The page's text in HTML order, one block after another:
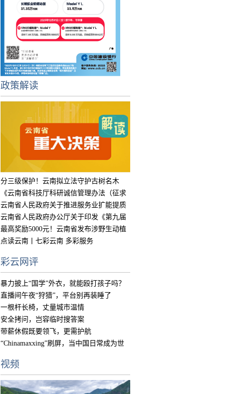
政策解读
分三级保护！云南拟立法守护古树名木
《云南省科技厅科研诚信管理办法（征求
意见
云南省人民政府关于推进服务业扩能提质
的实
云南省人民政府办公厅关于印发《第九届
中国
最高奖励5000元！云南省发布涉野生动植
物违
点读云南丨七彩云南 多彩服务
彩云网评
暴力披上“国学”外衣，就能殴打孩子吗？
直播间午夜“狩猎”，平台别再装睡了
一根杆长椅，丈量城市温情
安全拷问，岂容临时搜答案
带薪休假既要领飞，更需护航
“Chinamaxxing”刷屏，当中国日常成为世
视频